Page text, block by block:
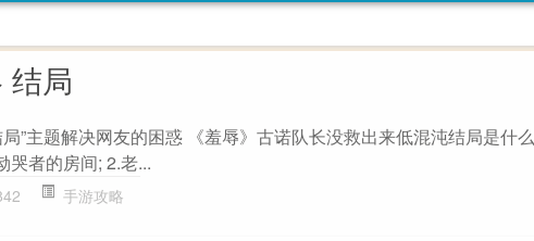
结局
”主题解决网友的困惑 《羞辱》古诺队长没救出来低混沌结局是什么
哭者的房间; 2.老...
手游攻略